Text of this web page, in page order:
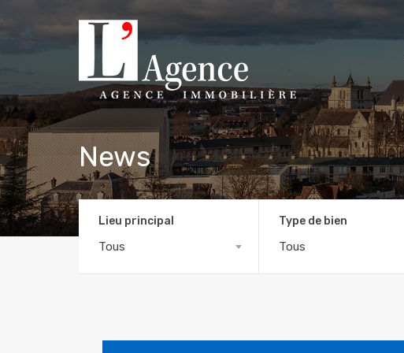
News
Lieu principal
Tous
Type de bien
Tous